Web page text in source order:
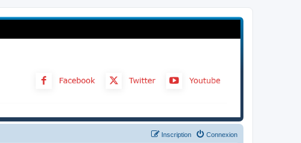
Connexion
Inscription